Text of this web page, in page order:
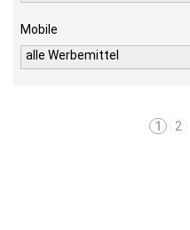
Mobile
alle Werbemittel
1 2